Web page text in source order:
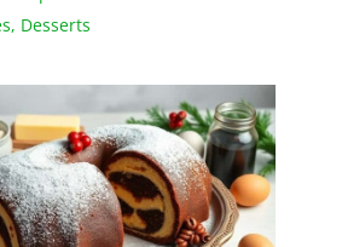
, Desserts